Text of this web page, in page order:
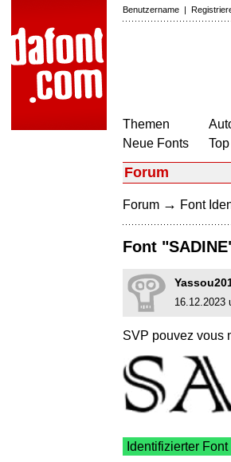
Benutzername |
Themen
Neue Fonts
Top
Forum
Forum → Font
Font
16.12.2023
SVP pouvez vous
Identifizierter Font